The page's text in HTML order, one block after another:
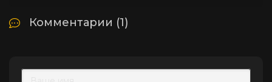
Комментарии (1)